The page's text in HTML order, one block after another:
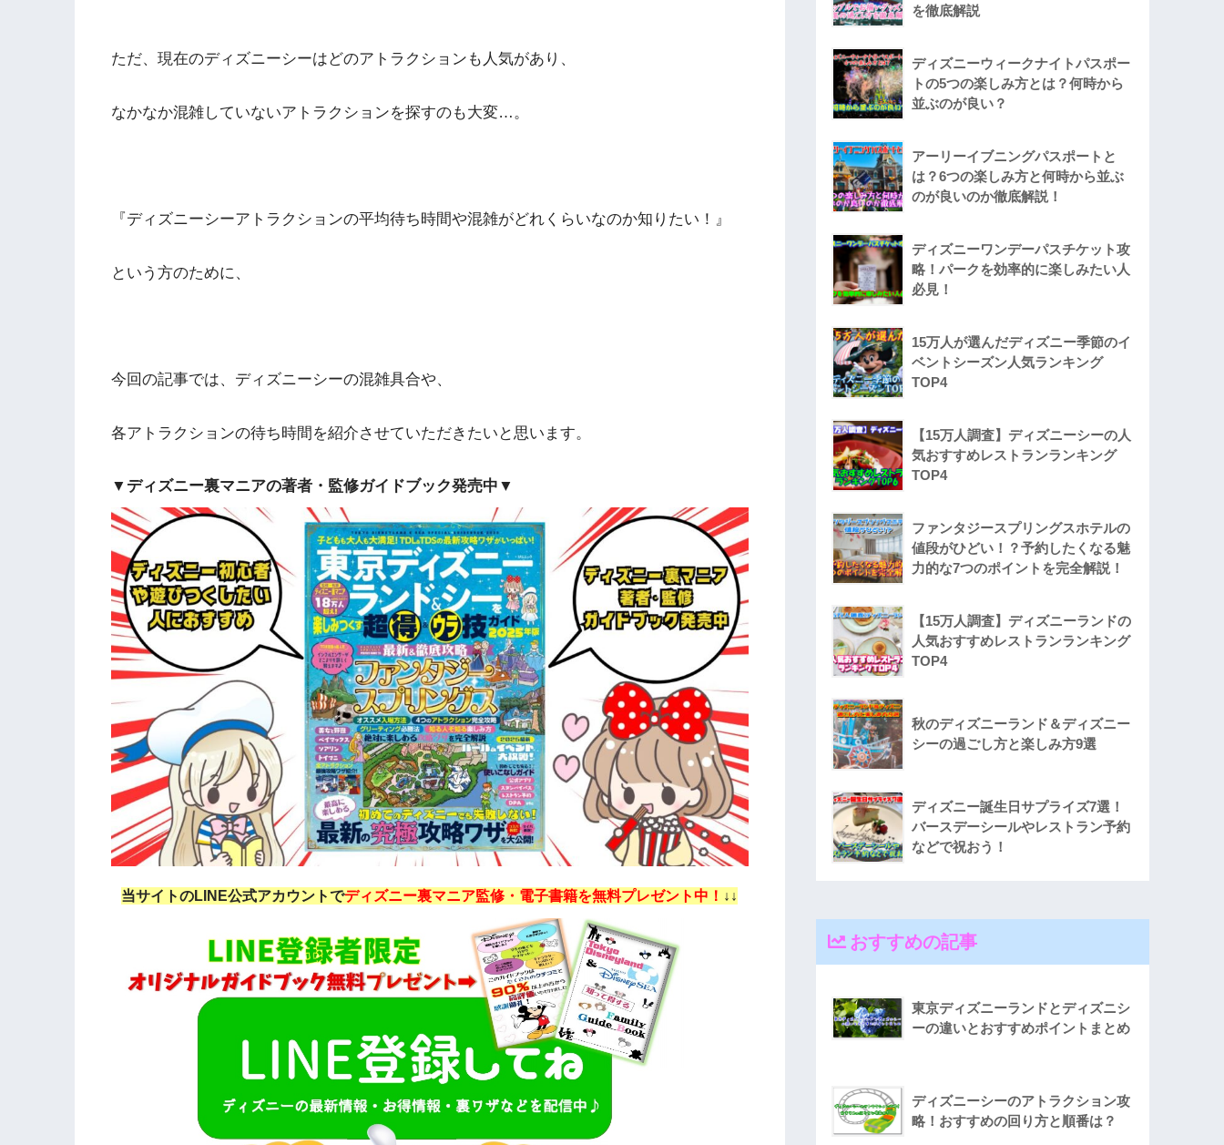
ただ、現在のディズニーシーはどのアトラクションも人気があり、
なかなか混雑していないアトラクションを探すのも大変…。
『ディズニーシーアトラクションの平均待ち時間や混雑がどれくらいなのか知りたい！』
という方のために、
今回の記事では、ディズニーシーの混雑具合や、
各アトラクションの待ち時間を紹介させていただきたいと思います。
▼ディズニー裏マニアの著者・監修ガイドブック発売中▼
当サイトのLINE公式アカウントでディズニー裏マニア監修・電子書籍を無料プレゼント中！ ↓↓
を徹底解説
ディズニーウィークナイトパスポー
トの5つの楽しみ方とは？何時から
並ぶのが良い？
アーリーイブニングパスポートと
は？6つの楽しみ方と何時から並ぶ
のが良いのか徹底解説！
ディズニーワンデーパスチケット攻
略！パークを効率的に楽しみたい人
必見！
15万人が選んだディズニー季節のイ
ベントシーズン人気ランキング
TOP4
【15万人調査】ディズニーシーの人
気おすすめレストランランキング
TOP4
ファンタジースプリングスホテルの
値段がひどい！？予約したくなる魅
力的な7つのポイントを完全解説！
【15万人調査】ディズニーランドの
人気おすすめレストランランキング
TOP4
秋のディズニーランド＆ディズニー
シーの過ごし方と楽しみ方9選
ディズニー誕生日サプライズ7選！
バースデーシールやレストラン予約
などで祝おう！
おすすめの記事
東京ディズニーランドとディズニシ
ーの違いとおすすめポイントまとめ
ディズニーシーのアトラクション攻
略！おすすめの回り方と順番は？